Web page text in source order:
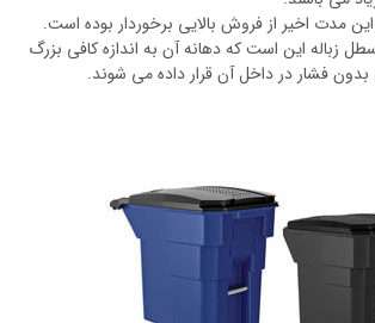
مدت اخیر از فروش بالایی برخوردار بوده است.
زباله این است که دهانه آن به اندازه کافی بزرگ
فشار در داخل آن قرار داده می شوند.